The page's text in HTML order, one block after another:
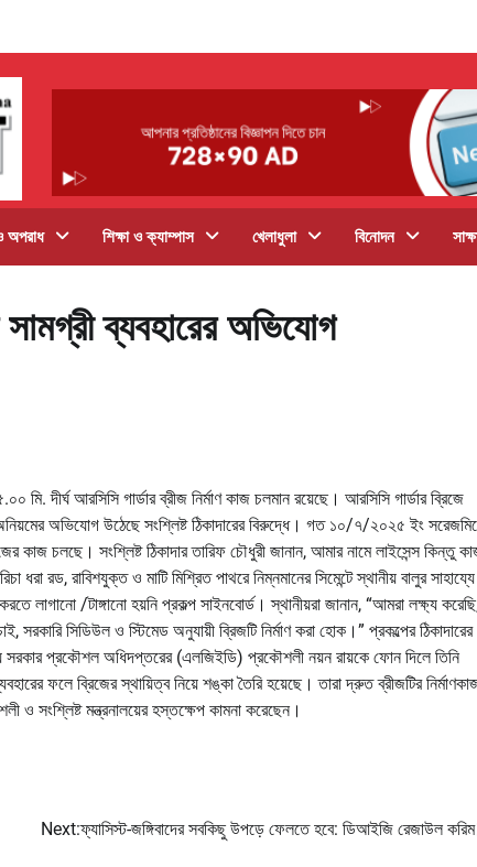
শিক্ষা ও ক্যাম্পাস খেলাধুলা বিনোদন
সামগ্রী ব্যবহারের অভিযোগ
মি. দীর্ঘ আরসিসি গার্ডার ব্রীজ নির্মাণ কাজ চলমান রয়েছে। আরসিসি গার্ডার ব্রিজে
অনিয়মের অভিযোগ উঠেছে সংশ্লিষ্ট ঠিকাদারের বিরুদ্ধে। গত ১০/৭/২০২৫ ইং
কাজ চলছে। সংশ্লিষ্ট ঠিকাদার তারিফ চৌধুরী জানান, আমার নামে লাইসেন্স কিন্তু
ধরা রড, রাবিশযুক্ত ও মাটি মিশ্রিত পাথরে নিম্নমানের সিমেন্টে স্থানীয় বালুর সাহায্যে
/টাঙ্গানো হয়নি প্রকল্প সাইনবোর্ড। স্থানীয়রা জানান, “আমরা লক্ষ্য
সিডিউল ও স্টিমেড অনুযায়ী ব্রিজটি নির্মাণ করা হোক।” প্রকল্পের ঠিকাদারের
সরকার প্রকৌশল অধিদপ্তরের (এলজিইডি) প্রকৌশলী নয়ন রায়কে ফোন দিলে তিনি
ফলে ব্রিজের স্থায়িত্ব নিয়ে শঙ্কা তৈরি হয়েছে। তারা দ্রুত ব্রীজটির
ও সংশ্লিষ্ট মন্ত্রনালয়ের হস্তক্ষেপ কামনা করেছেন।
Next:ফ্যাসিস্ট-জঙ্গিবাদের সবকিছু উপড়ে ফেলতে হবে: ডিআইজি রেজাউল করিম